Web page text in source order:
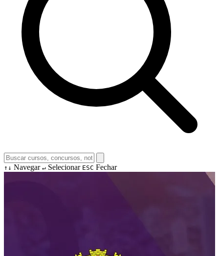
↑↓ Navegar ↵ Selecionar ESC Fechar